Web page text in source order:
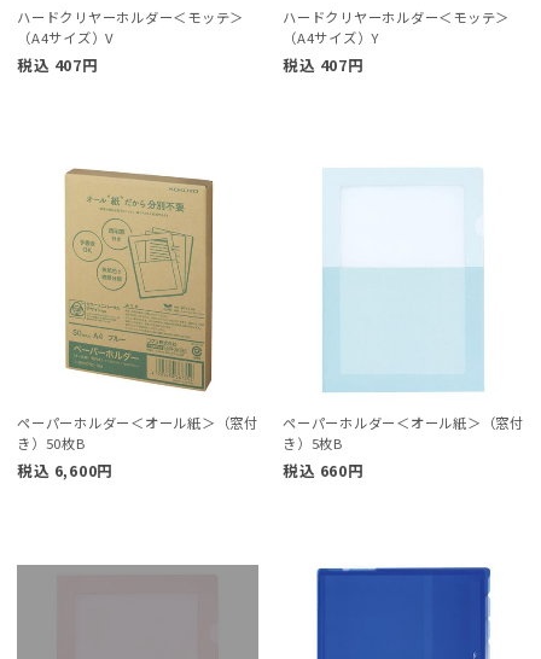
ハードクリヤーホルダー＜モッテ＞
（A4サイズ）V
税込 407円
ハードクリヤーホルダー＜モッテ＞
（A4サイズ）Y
税込 407円
ペーパーホルダー＜オール紙＞（窓付
き）50枚B
税込 6,600円
ペーパーホルダー＜オール紙＞（窓付
き）5枚B
税込 660円